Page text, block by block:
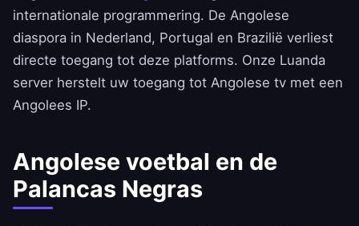
internationale programmering. De Angolese
diaspora in Nederland, Portugal en Brazilië verliest
directe toegang tot deze platforms. Onze Luanda
server herstelt uw toegang tot Angolese tv met een
Angolees IP.
Angolese voetbal en de
Palancas Negras